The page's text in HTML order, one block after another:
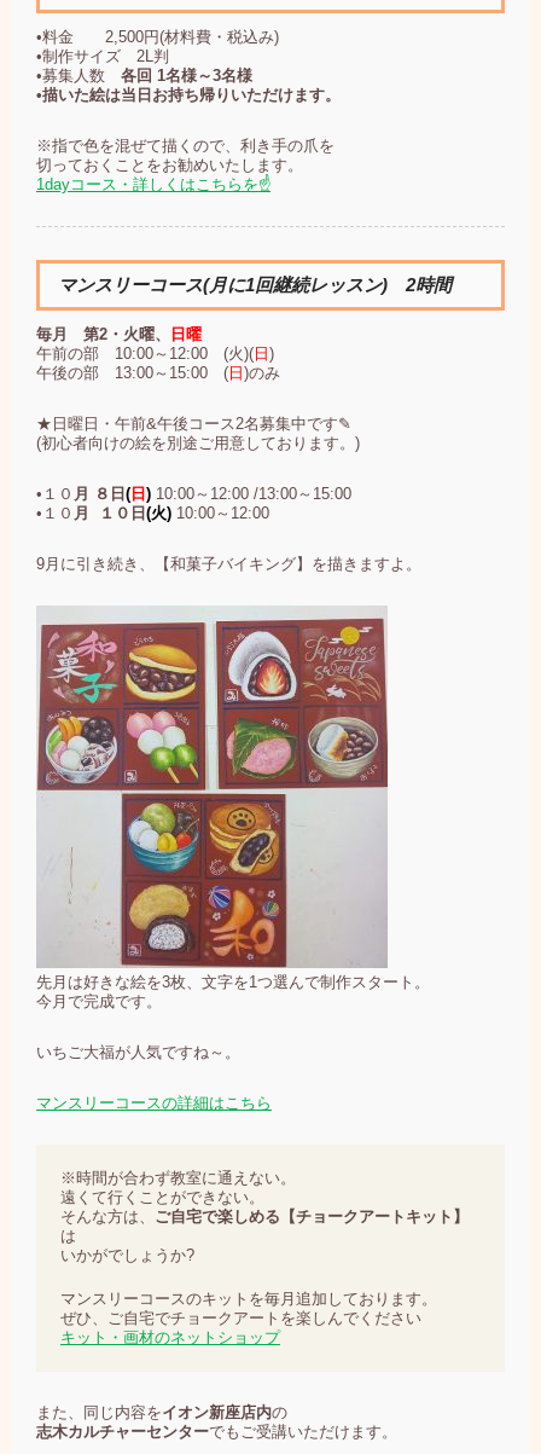
•料金 2,500円(材料費・税込み)
•制作サイズ 2L判
•募集人数 各回 1名様～3名様
•描いた絵は当日お持ち帰りいただけます。
※指で色を混ぜて描くので、利き手の爪を
切っておくことをお勧めいたします。
1dayコース・詳しくはこちらを☝
マンスリーコース(月に1回継続レッスン) 2時間
毎月 第2・火曜、
日曜
午前の部 10:00～12:00 (火)( 日 )
午後の部 13:00～15:00 ( 日 )のみ
★日曜日・午前&午後コース2名募集中です✎
(初心者向けの絵を別途ご用意しております。)
•１０ 月 ８日 ( 日 ) 10:00～12:00 /13:00～15:00
•１０ 月 １０日 (火) 10:00～12:00
9月に引き続き、【和菓子バイキング】を描きますよ。
先月は好きな絵を3枚、文字を1つ選んで制作スタート。
今月で完成です。
いちご大福が人気ですね～。
マンスリーコースの詳細はこちら
※時間が合わず教室に通えない。
遠くて行くことができない。
そんな方は、 ご自宅で楽しめる【チョークアートキット】
は
いかがでしょうか?
マンスリーコースのキットを毎月追加しております。
ぜひ、ご自宅でチョークアートを楽しんでください
キット・画材のネットショップ
また、同じ内容をイオン新座店内の
志木カルチャーセンターでもご受講いただけます。